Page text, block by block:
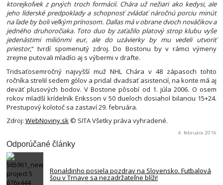
ktorejkoľvek z prvých troch formácií. Chára už nežiari ako kedysi, ale
jeho líderské predpoklady a schopnosť zvládať náročnú porciu minút
na ľade by boli veľkým prínosom. Dallas má v obrane dvoch nováčikov a
jedného druhoročiaka. Toto duo by zaťažilo platový strop klubu vyše
jedenástimi miliónmi eur, ale do uzávierky by mu vedeli utvoriť
priestor,“ tvrdí spomenutý zdroj. Do Bostonu by v rámci výmeny
zrejme putovali mladíci aj s výbermi v drafte.
Tridsaťosemročný najvyšší muž NHL Chára v 48 zápasoch tohto
ročníka strelil sedem gólov a pridal dvadsať asistencií, na konte má aj
deväť plusových bodov. V Bostone pôsobí od 1. júla 2006. O osem
rokov mladší krídelník Eriksson v 50 dueloch dosiahol bilanciu 15+24.
Prestupový kolotoč sa zastaví 29. februára.
Zdroj: WebNoviny.sk © SITA Všetky práva vyhradené.
4. februára 2016
Odporúčané články
Ronaldinho posiela pozdrav na Slovensko. Futbalová
šou v Trnave sa nezadržateľne blíži!